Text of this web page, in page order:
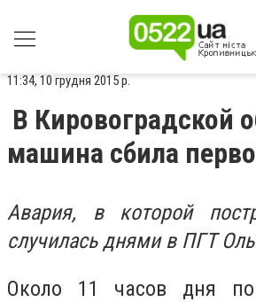
11:34, 10 грудня 2015 р.
В Кировоградской
машина сбила
Авария, в которой
случилась днями в ПГТ
Около 11 часов дня